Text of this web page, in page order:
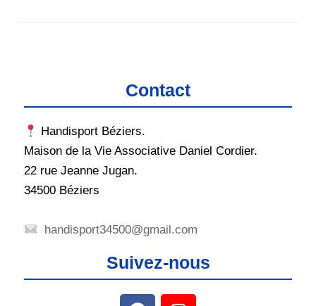
Contact
Handisport Béziers.
Maison de la Vie Associative Daniel Cordier.
22 rue Jeanne Jugan.
34500 Béziers
handisport34500@gmail.com
Suivez-nous